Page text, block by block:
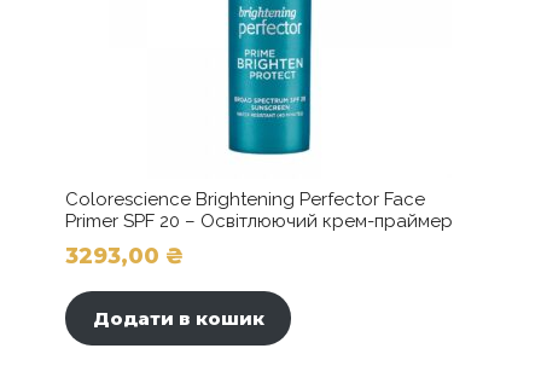
Colorescience Brightening Perfector Face
Primer SPF 20 – Освітлюючий крем-праймер
3293,00 ₴
Додати в кошик